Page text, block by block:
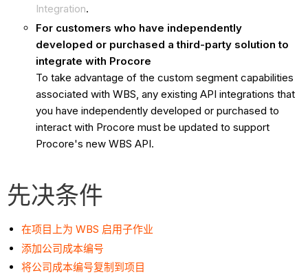
Integration.
For customers who have independently
developed or purchased a third-party solution to
integrate with Procore
To take advantage of the custom segment capabilities
associated with WBS, any existing API integrations that
you have independently developed or purchased to
interact with Procore must be updated to support
Procore's new WBS API.
先决条件
在项目上为 WBS 启用子作业
添加公司成本编号
将公司成本编号复制到项目